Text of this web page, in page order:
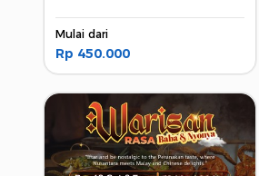
Mulai dari
Rp 450.000